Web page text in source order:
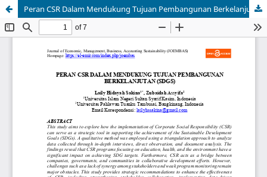
Peran CSR Dalam Mendukung Tujuan Pembangunan Berkelanjutan (SDGS)